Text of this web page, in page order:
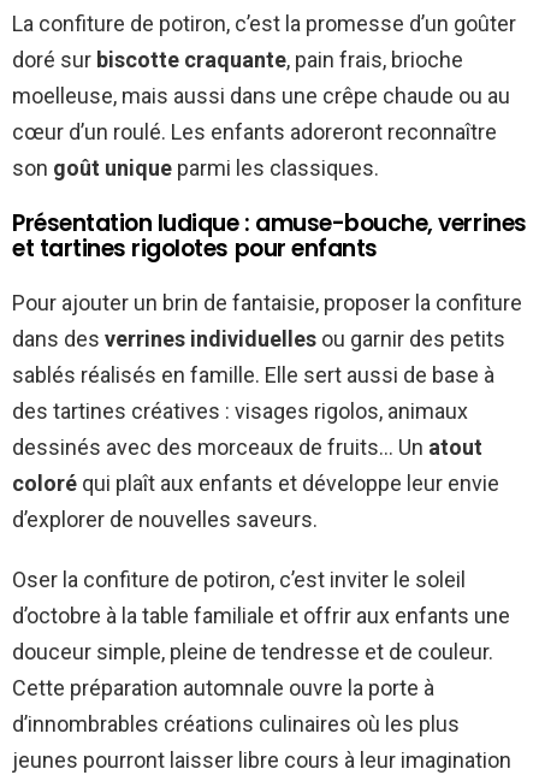
La confiture de potiron, c’est la promesse d’un goûter
doré sur biscotte craquante, pain frais, brioche
moelleuse, mais aussi dans une crêpe chaude ou au
cœur d’un roulé. Les enfants adoreront reconnaître
son goût unique parmi les classiques.
Présentation ludique : amuse-bouche, verrines
et tartines rigolotes pour enfants
Pour ajouter un brin de fantaisie, proposer la confiture
dans des verrines individuelles ou garnir des petits
sablés réalisés en famille. Elle sert aussi de base à
des tartines créatives : visages rigolos, animaux
dessinés avec des morceaux de fruits… Un atout
coloré qui plaît aux enfants et développe leur envie
d’explorer de nouvelles saveurs.
Oser la confiture de potiron, c’est inviter le soleil
d’octobre à la table familiale et offrir aux enfants une
douceur simple, pleine de tendresse et de couleur.
Cette préparation automnale ouvre la porte à
d’innombrables créations culinaires où les plus
jeunes pourront laisser libre cours à leur imagination